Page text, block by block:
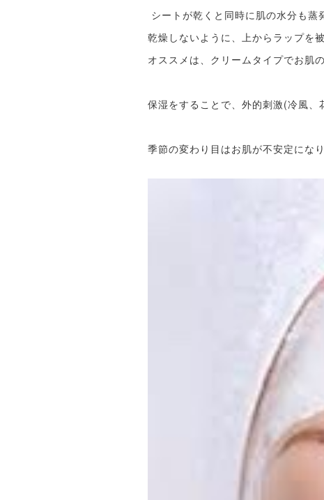
シートが乾くと同時に肌の水分も蒸
乾燥しないように、上からラップを
オススメは、クリームタイプでお肌
保湿をすることで、外的刺激(冷風
季節の変わり目はお肌が不安定にな